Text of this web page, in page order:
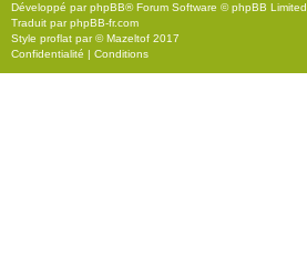
Développé parphpBB® Forum Software © phpBB Limited
Traduit parphpBB-fr.com
Style proflat par ©Mazeltof 2017
Confidentialité | Conditions